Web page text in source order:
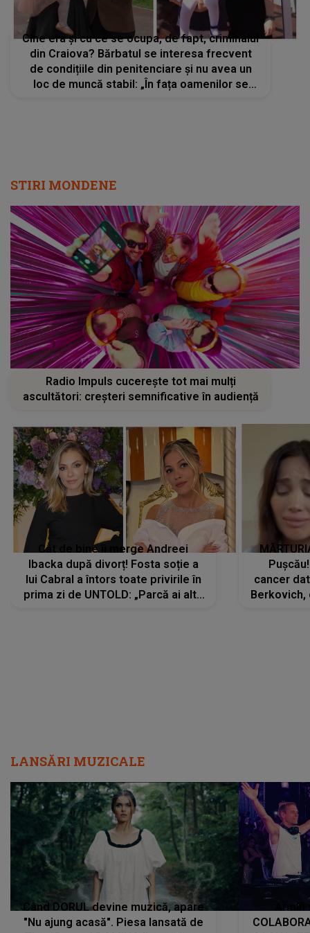
Cine era și cu ce se ocupa, de fapt, criminalul
din Craiova? Bărbatul se interesa frecvent
de condițiile din penitenciare și nu avea un
loc de muncă stabil: „În fața oamenilor se
STIRI MONDENE
Radio Impuls cucerește tot mai mulți
ascultători: creșteri semnificative în audiență
Cât de bine îi merge Andreei
Ibacka după divorț! Fosta soție a
lui Cabral a întors toate privirile în
prima zi de UNTOLD: „Parcă ai altă
cancer
Berkovich,
LANSĂRI MUZICALE
Când DORUL devine muzică, apare
"Nu ajung acasă". Piesa lansată de